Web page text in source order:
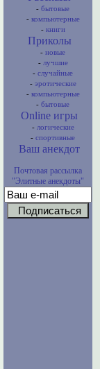
- бытовые
- компьютерные
- книги
Приколы
- новые
- лучшие
- случайные
- эротические
- компьютерные
- бытовые
Online игры
- логические
- спортивные
Ваш анекдот
Почтовая рассылка
"Элитные анекдоты"